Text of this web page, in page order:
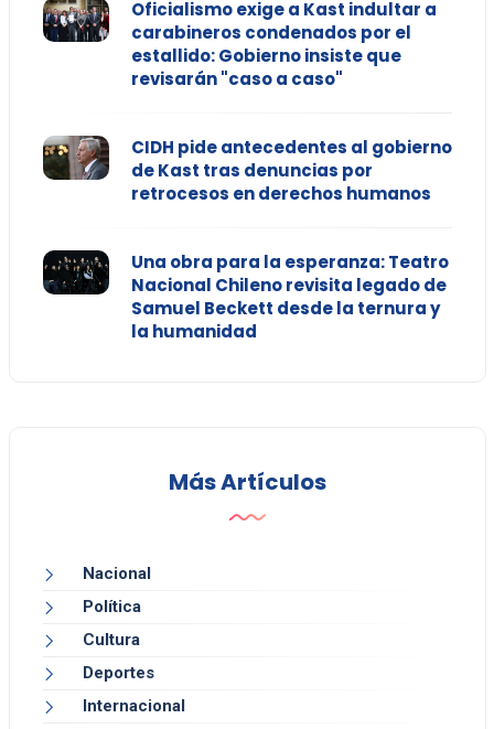
Oficialismo exige a Kast indultar a
carabineros condenados por el
estallido: Gobierno insiste que
revisarán "caso a caso"
CIDH pide antecedentes al gobierno
de Kast tras denuncias por
retrocesos en derechos humanos
Una obra para la esperanza: Teatro
Nacional Chileno revisita legado de
Samuel Beckett desde la ternura y
la humanidad
Más Artículos
Nacional
Política
Cultura
Deportes
Internacional